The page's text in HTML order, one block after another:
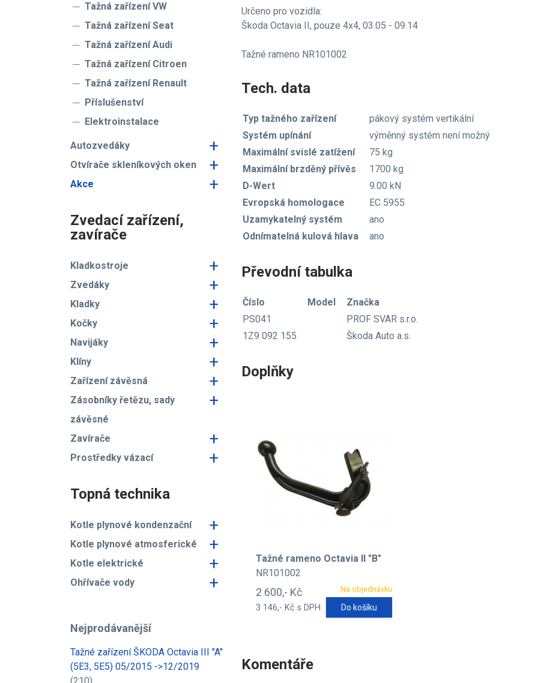
Tažná zařízení VW
Tažná zařízení Seat
Tažná zařízení Audi
Tažná zařízení Citroen
Tažná zařízení Renault
Příslušenství
Elektroinstalace
Autozvedáky +
Otvírače skleníkových oken +
Akce +
Zvedací zařízení,
zavírače
Kladkostroje +
Zvedáky +
Kladky +
Kočky +
Navijáky +
Klíny +
Zařízení závěsná +
Zásobníky řetězu, sady
závěsné
+
Zavírače +
Prostředky vázací +
Topná technika
Kotle plynové kondenzační +
Kotle plynové atmosferické +
Kotle elektrické +
Ohřívače vody +
Nejprodávanější
Tažné zařízení ŠKODA Octavia III "A"
(5E3, 5E5) 05/2015 ->12/2019
Určeno pro vozidla:
Škoda Octavia II, pouze 4x4, 03.05 - 09.14
Tažné rameno NR101002
Tech. data
Typ tažného zařízení
pákový systém vertikální
Systém upínání
výměnný systém není možný
Maximální svislé zatížení
75 kg
Maximální brzděný přívěs
1700 kg
D-Wert
9.00 kN
Evropská homologace
EC 5955
Uzamykatelný systém
ano
Odnímatelná kulová hlava
ano
Převodní tabulka
Číslo Model
Značka
PS041
PROF SVAR s.r.o.
1Z9 092 155
Škoda Auto a.s.
Doplňky
Tažné rameno Octavia II "B"
NR101002
Na objednávku
2 600,- Kč
3 146,- Kč s DPH Do košíku
Komentáře